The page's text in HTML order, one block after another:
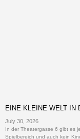
EINE KLEINE WELT IN
July 30, 2026
In der Theatergasse 6 gibt es
Spielbereich und auch kein